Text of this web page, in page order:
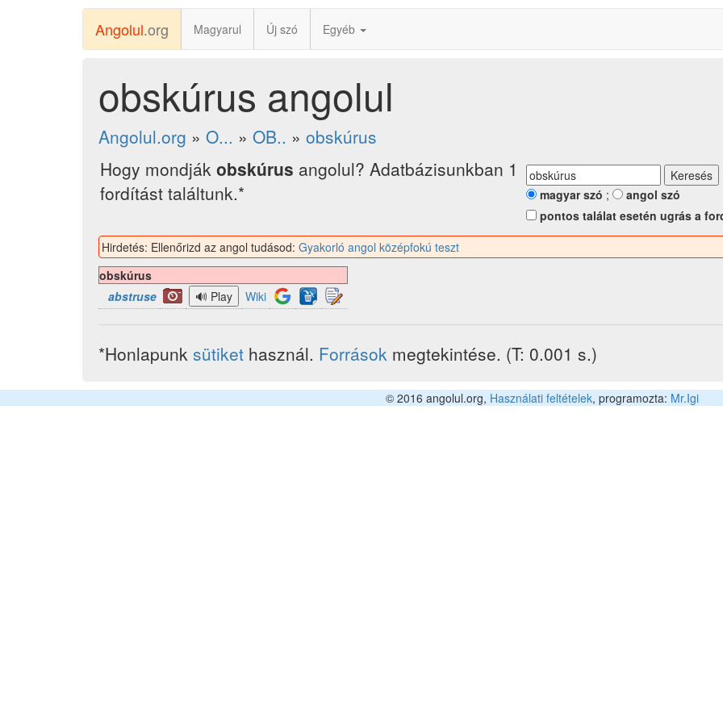
Angolul.org Magyarul Új szó Egyéb
obskúrus angolul
Angolul.org » O... » OB.. » obskúrus
Hogy mondják obskúrus angolul? Adatbázisunkban 1
fordítást találtunk.*
magyar szó ;
angol szó
pontos találat esetén ugrás a
Hirdetés: Ellenőrizd az angol tudásod: Gyakorló angol középfokú teszt
obskúrus
abstruse
Wiki
*Honlapunk sütiket használ. Források megtekintése. (T: 0.001 s.)
© 2016 angolul.org, Használati feltételek, programozta: Mr.Igi